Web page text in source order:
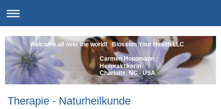
Welcome all over the world! Blossom Your Health LLC
Carmen Hoppmann
Heilpraktikerin
Charlotte, NC -
Therapie - Naturheilkunde